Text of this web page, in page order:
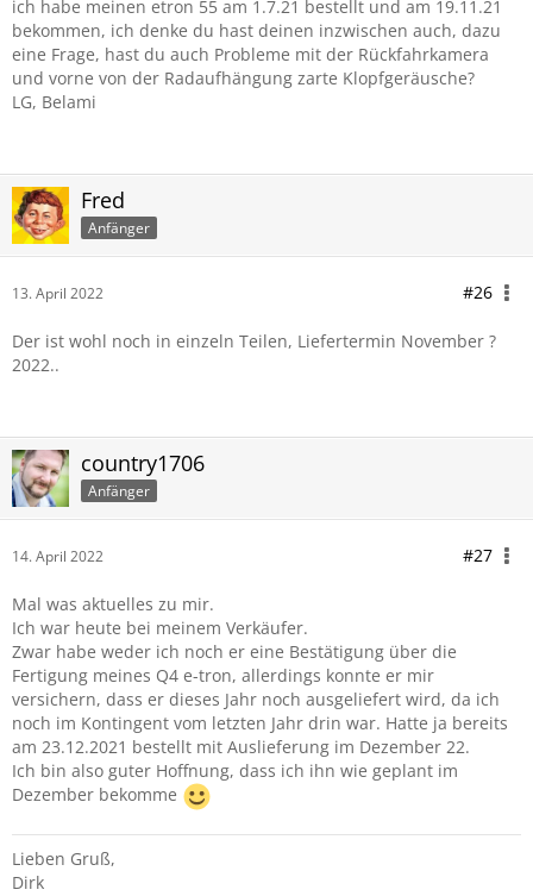
ich habe meinen etron 55 am 1.7.21 bestellt und am 19.11.21
bekommen, ich denke du hast deinen inzwischen auch, dazu
eine Frage, hast du auch Probleme mit der Rückfahrkamera
und vorne von der Radaufhängung zarte Klopfgeräusche?
LG, Belami
Fred
Anfänger
13. April 2022 #26
Der ist wohl noch in einzeln Teilen, Liefertermin November ?
2022..
country1706
Anfänger
14. April 2022 #27
Mal was aktuelles zu mir.
Ich war heute bei meinem Verkäufer.
Zwar habe weder ich noch er eine Bestätigung über die
Fertigung meines Q4 e-tron, allerdings konnte er mir
versichern, dass er dieses Jahr noch ausgeliefert wird, da ich
noch im Kontingent vom letzten Jahr drin war. Hatte ja bereits
am 23.12.2021 bestellt mit Auslieferung im Dezember 22.
Ich bin also guter Hoffnung, dass ich ihn wie geplant im
Dezember bekomme
Lieben Gruß,
Dirk